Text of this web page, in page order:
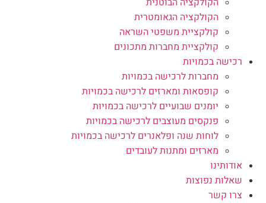
הקולקציה הגאומטרית
קולקציית משפטי השראה
קולקציית מחברות מתכונים
רכישה בכמויות
מחברות לרכישה בכמויות
קופסאות ומארזים לרכישה בכמויות
יומנים שבועיים לרכישה בכמויות
פנקסים מעוצבים לרכישה בכמויות
לוחות שנה ופלאנרים לרכישה בכמויות
מארזים ומתנות לעובדים
אודותינו
שאלות נפוצות
צרו קשר